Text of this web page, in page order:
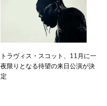
トラヴィス・スコット、11月に一
夜限りとなる待望の来日公演が決
定